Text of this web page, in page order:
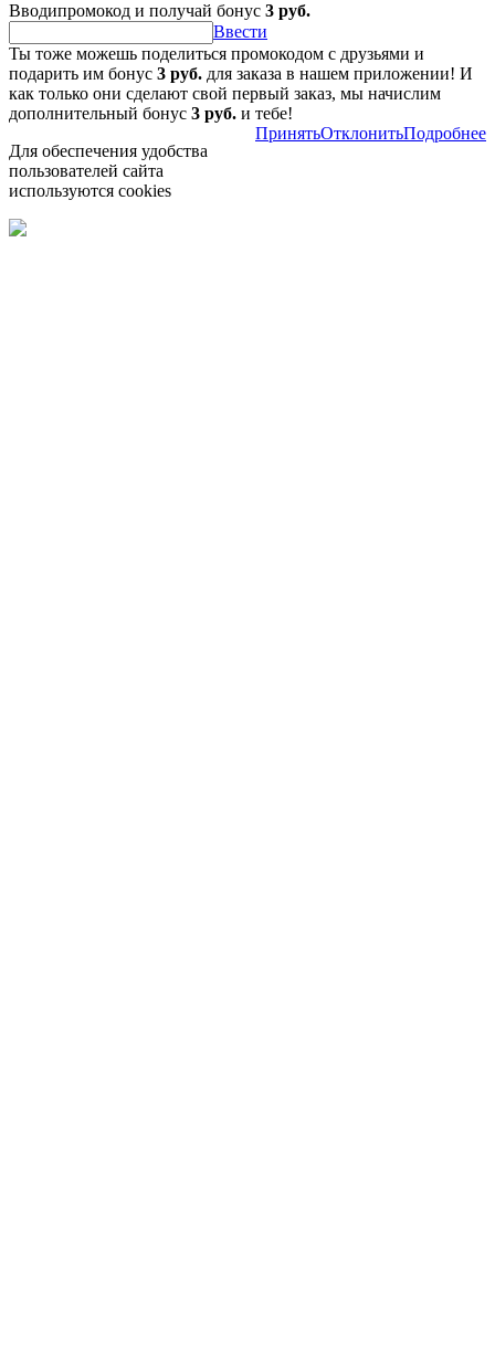
Вводипромокод и получай бонус 3 руб.
Ввести
Ты тоже можешь поделиться промокодом с друзьями и
подарить им бонус 3 руб. для заказа в нашем приложении! И
как только они сделают свой первый заказ, мы начислим
дополнительный бонус 3 руб. и тебе!
Для обеспечения удобства
пользователей сайта
используются cookies
ПринятьОтклонитьПодробнее